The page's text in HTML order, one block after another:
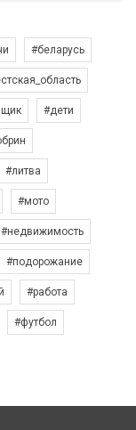
#беларусь
#дети
#литва
#мото
#недвижимость
#подорожание
#работа
#футбол